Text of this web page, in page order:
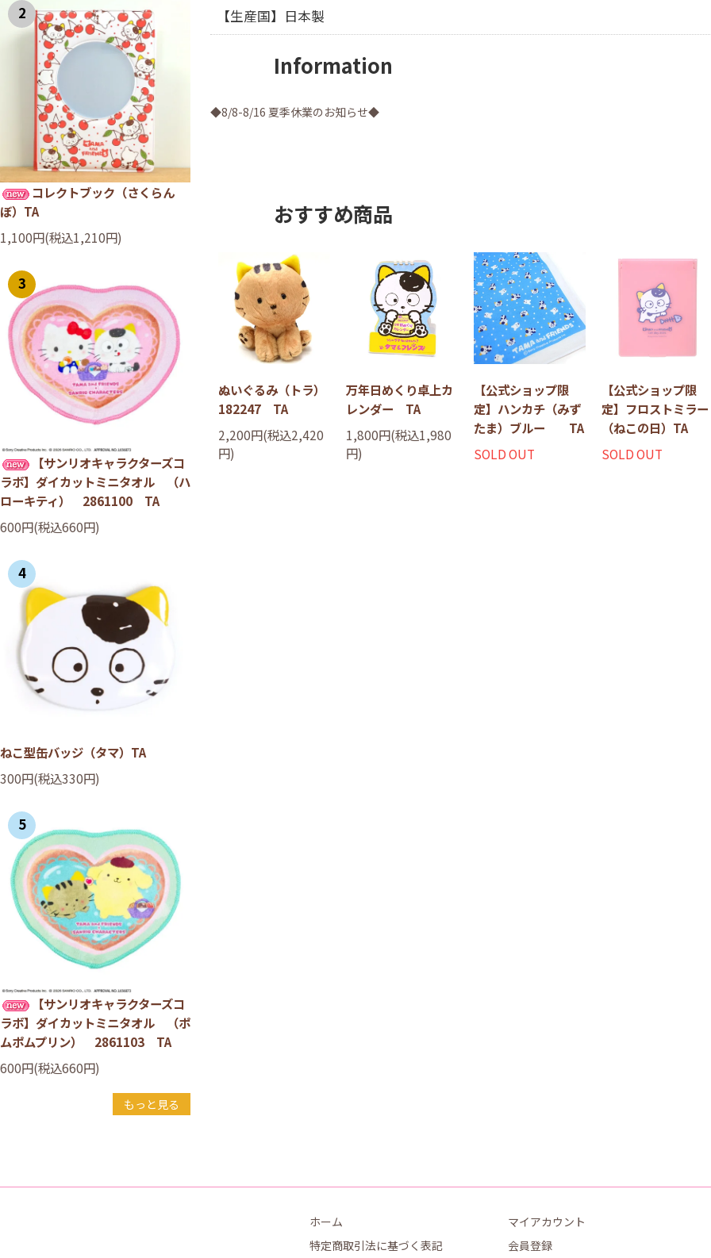
2
コレクトブック（さくらん
ぼ）TA
1,100円(税込1,210円)
3
【サンリオキャラクターズコ
ラボ】ダイカットミニタオル （ハ
ローキティ） 2861100 TA
600円(税込660円)
4
ねこ型缶バッジ（タマ）TA
300円(税込330円)
5
【サンリオキャラクターズコ
ラボ】ダイカットミニタオル （ポ
ムポムプリン） 2861103 TA
600円(税込660円)
もっと見る
【生産国】日本製
Information
◆8/8-8/16 夏季休業のお知らせ◆
おすすめ商品
ぬいぐるみ（トラ）
182247 TA
2,200円(税込2,420
円)
万年日めくり卓上カ
レンダー TA
1,800円(税込1,980
円)
【公式ショップ限
定】ハンカチ（みず
たま）ブルー TA
SOLD OUT
【公式ショップ限
定】フロストミラー
（ねこの日）TA
SOLD OUT
ホーム
特定商取引法に基づく表記
マイアカウント
会員登録